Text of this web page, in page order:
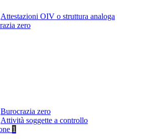
Attestazioni OIV o struttura analoga
zero
Burocrazia zero
Attività soggette a controllo
1